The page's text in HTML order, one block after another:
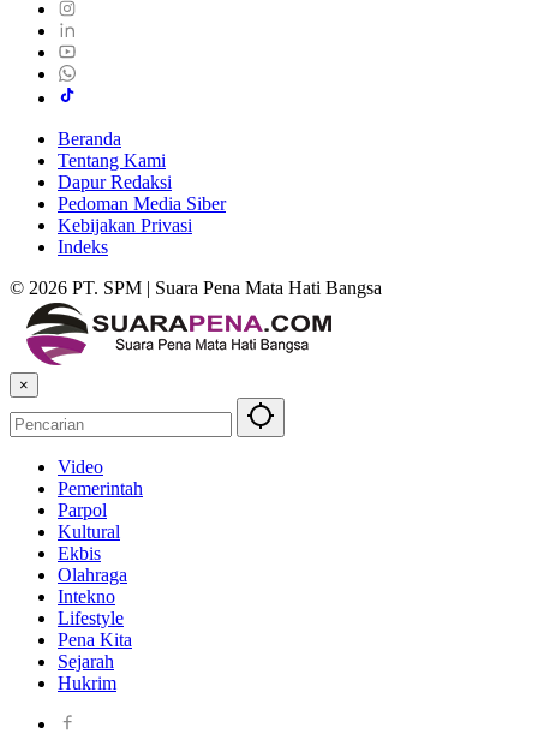
Beranda
Tentang Kami
Dapur Redaksi
Pedoman Media Siber
Kebijakan Privasi
Indeks
© 2026 PT. SPM | Suara Pena Mata Hati Bangsa
×
Video
Pemerintah
Parpol
Kultural
Ekbis
Olahraga
Intekno
Lifestyle
Pena Kita
Sejarah
Hukrim